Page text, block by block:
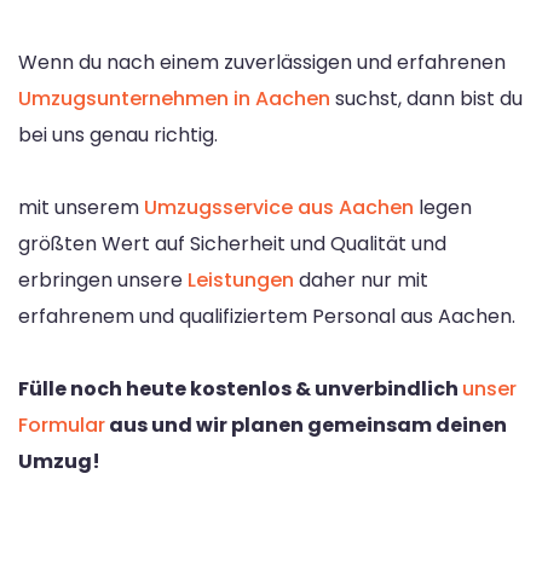
Wenn du nach einem zuverlässigen und erfahrenen
Umzugsunternehmen in Aachen suchst, dann bist du
bei uns genau richtig.
mit unserem Umzugsservice aus Aachen legen
größten Wert auf Sicherheit und Qualität und
erbringen unsere Leistungen daher nur mit
erfahrenem und qualifiziertem Personal aus Aachen.
Fülle noch heute kostenlos & unverbindlich unser
Formularaus und wir planen gemeinsam deinen
Umzug!